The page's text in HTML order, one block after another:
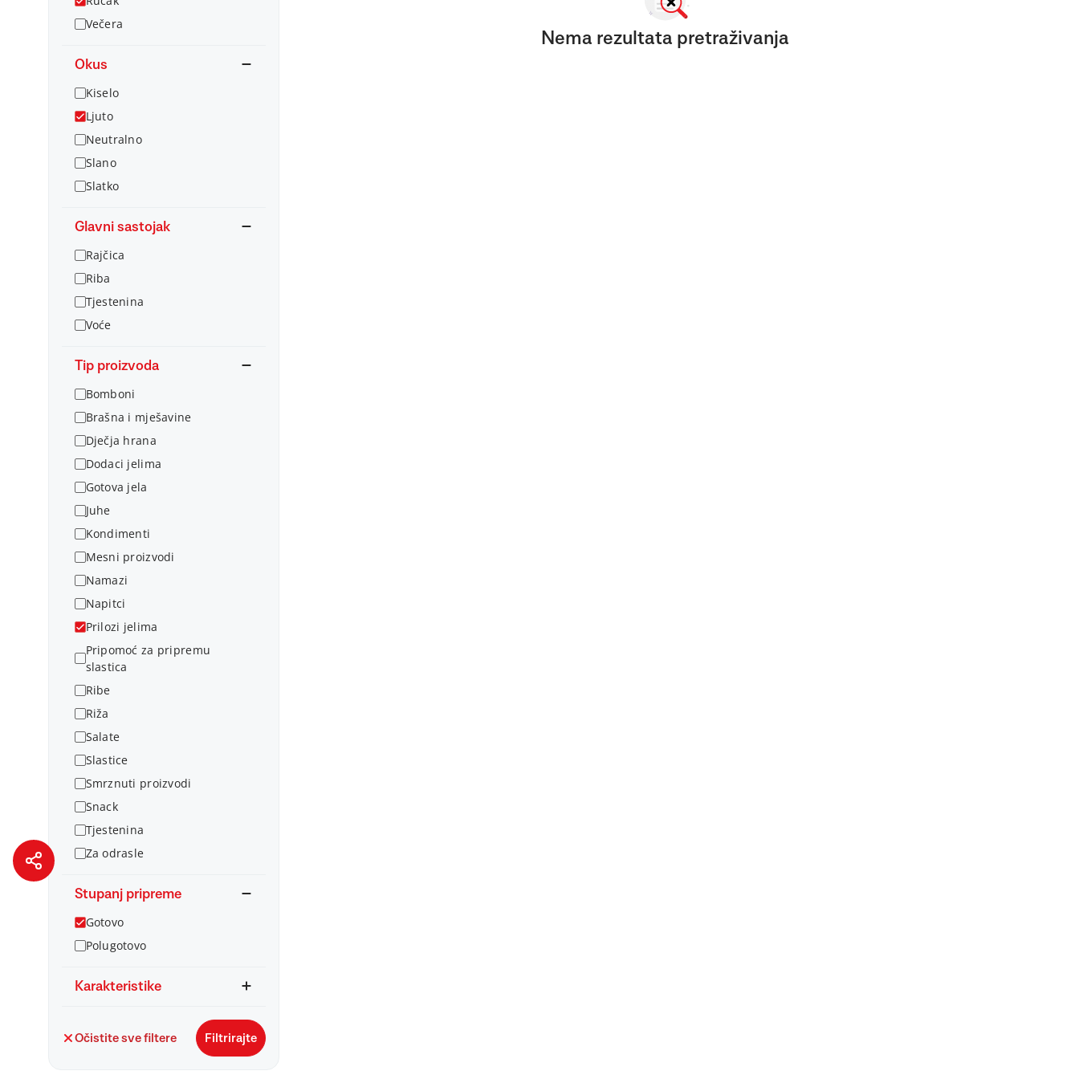
Večera
Okus
Kiselo
Ljuto
Neutralno
Slano
Slatko
Glavni sastojak
Rajčica
Riba
Tjestenina
Voće
Tip proizvoda
Bomboni
Brašna i mješavine
Dječja hrana
Dodaci jelima
Gotova jela
Juhe
Kondimenti
Mesni proizvodi
Namazi
Napitci
Prilozi jelima
Pripomoć za pripremu
slastica
Ribe
Riža
Salate
Slastice
Smrznuti proizvodi
Snack
Tjestenina
Za odrasle
Stupanj pripreme
Gotovo
Polugotovo
Karakteristike
Očistite sve filtere Filtrirajte
Nema rezultata pretraživanja